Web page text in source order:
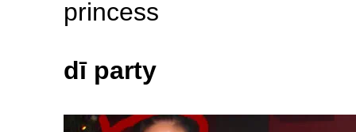
princess
dī party